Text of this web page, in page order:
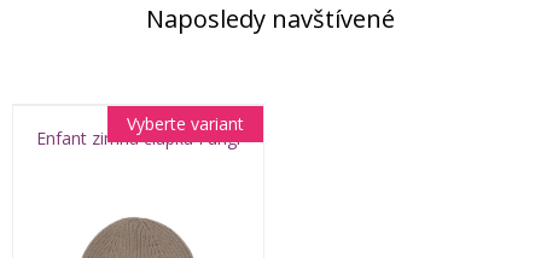
Naposledy navštívené
Enfant zimná čiapka Fungi
Vyberte variant